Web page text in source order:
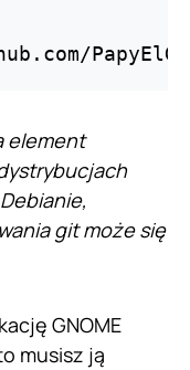
element
git może się
GNOME
musisz ją